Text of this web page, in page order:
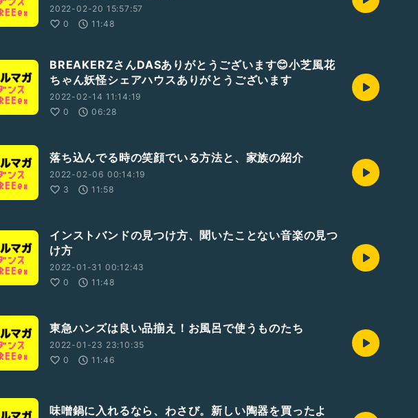
2022-02-20 15:57:57
0
11:48
BREAKERZさんDASありがとうございます😊小芝風花
ちゃん妖怪シェアハウスありがとうございます
2022-02-14 11:14:19
0
06:28
落ち込んでる時の笑顔でいる方法と、家族の紹介
2022-02-06 00:14:19
3
11:58
インストバンドの見つけ方、聞いたことない音楽の見つ
け方
2022-01-31 00:12:43
0
11:48
東急ハンズは良い品揃え！お風呂で使うものたち
2022-01-23 23:10:35
0
11:46
味噌鍋に入れるなら、わさび。新しい陶器を買ったよ